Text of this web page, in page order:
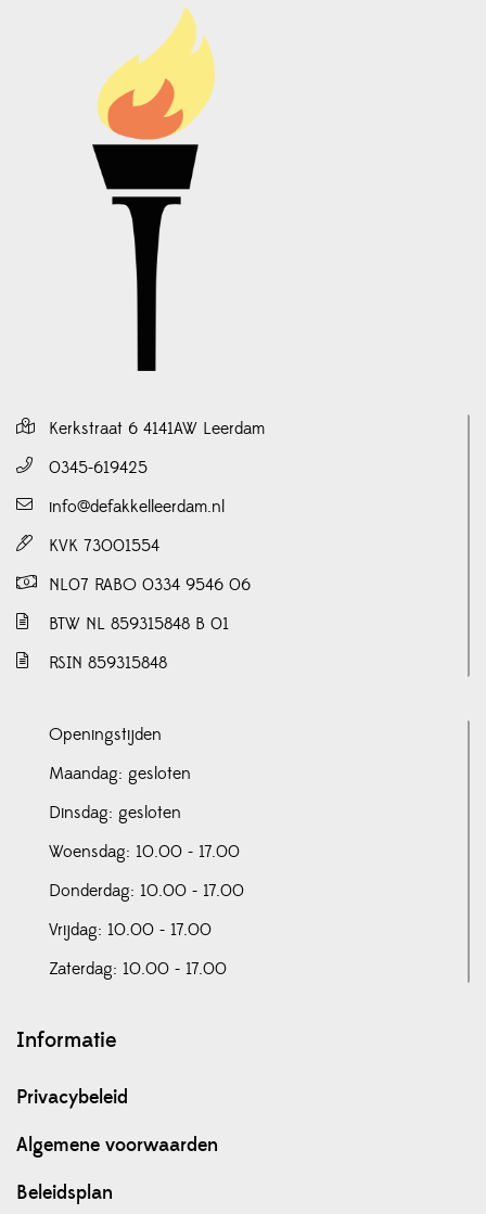
Kerkstraat 6 4141AW Leerdam
0345-619425
info@defakkelleerdam.nl
KVK 73001554
NL07 RABO 0334 9546 06
BTW NL 859315848 B 01
RSIN 859315848
Openingstijden
Maandag: gesloten
Dinsdag: gesloten
Woensdag: 10.00 - 17.00
Donderdag: 10.00 - 17.00
Vrijdag: 10.00 - 17.00
Zaterdag: 10.00 - 17.00
Informatie
Privacybeleid
Algemene voorwaarden
Beleidsplan